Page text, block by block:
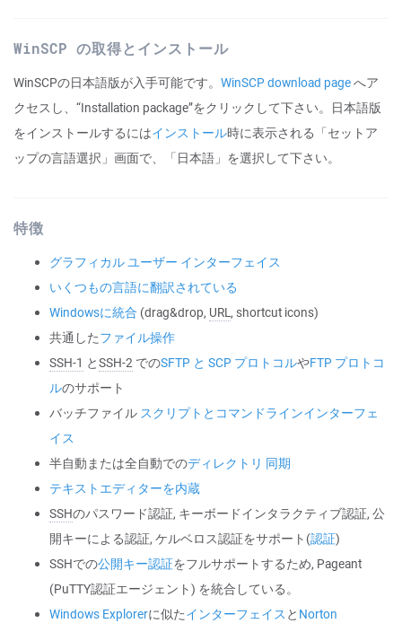
WinSCP の取得とインストール
WinSCPの日本語版が入手可能です。 WinSCP download pageへア
クセスし、“Installation package”をクリックして下さい。日本語版
をインストールするにはインストール時に表示される「セットア
ップの言語選択」画面で、「日本語」を選択して下さい。
特徴
グラフィカル ユーザー インターフェイス
いくつもの言語に翻訳されている
Windowsに統合 (drag&drop, URL, shortcut icons)
共通したファイル操作
SSH-1 とSSH-2 でのSFTP と SCP プロトコルやFTP プロトコ
ルのサポート
バッチファイル スクリプトとコマンドラインインターフェ
イス
半自動または全自動でのディレクトリ 同期
テキストエディターを内蔵
SSHのパスワード認証, キーボードインタラクティブ認証, 公
開キーによる認証, ケルベロス認証をサポート(認証)
SSHでの公開キー認証をフルサポートするため, Pageant
(PuTTY認証エージェント) を統合している。
Windows Explorerに似たインターフェイス と Norton